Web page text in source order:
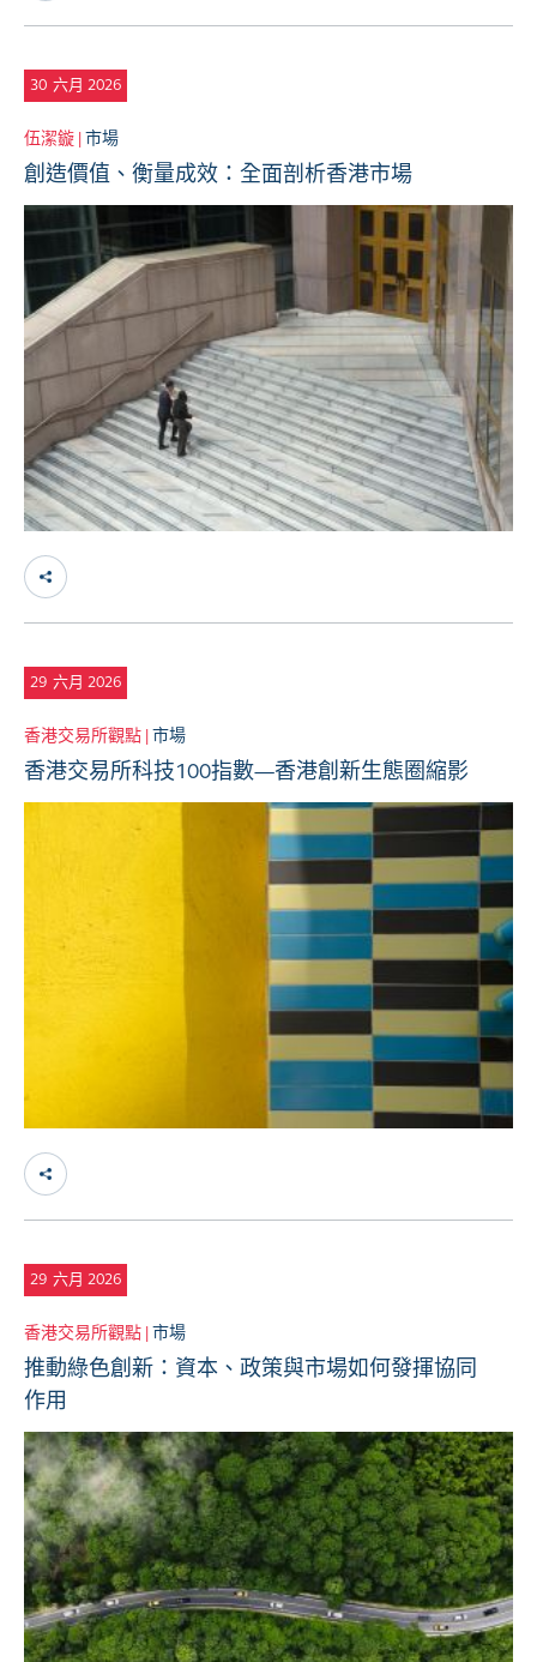
30 六月 2026
伍潔鏇 |市場
創造價值、衡量成效：全面剖析香港市場
29 六月 2026
香港交易所觀點 |市場
香港交易所科技100指數—香港創新生態圈縮影
29 六月 2026
香港交易所觀點 |市場
推動綠色創新：資本、政策與市場如何發揮協同
作用